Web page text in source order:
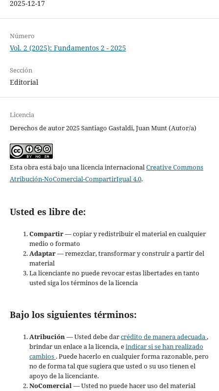
2025-12-17
Número
Vol. 2 (2025): Fundamentos 2 - 2025
Sección
Editorial
Licencia
Derechos de autor 2025 Santiago Gastaldi, Juan Munt (Autor/a)
Esta obra está bajo una licencia internacionalCreative Commons
Atribución-NoComercial-CompartirIgual 4.0.
Usted es libre de:
Compartir— copiar y redistribuir el material en cualquier
medio o formato
Adaptar— remezclar, transformar y construir a partir del
material
La licenciante no puede revocar estas libertades en tanto
usted siga los términos de la licencia
Bajo los siguientes términos:
Atribución— Usted debe darcrédito de manera adecuada,
brindar un enlace a la licencia, eindicar si se han realizado
cambios . Puede hacerlo en cualquier forma razonable, pero
no de forma tal que sugiera que usted o su uso tienen el
apoyo de la licenciante.
NoComercial— Usted no puede hacer uso del material